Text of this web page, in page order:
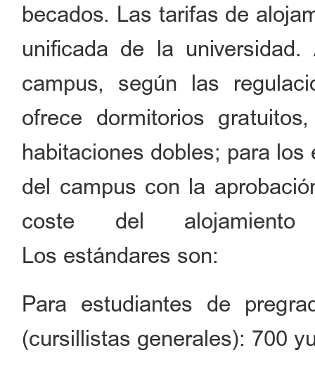
becados. Las tarifas de
unificada de la
campus, según las
ofrece dormitorios
habitaciones dobles; para
del campus con la
coste del alojamiento
Los estándares son:
Para estudiantes de
(cursillistas generales): 700